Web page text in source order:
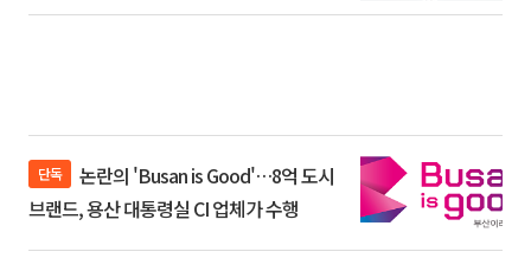
단독
브랜드, 용산 대통령실 CI 업체가 수행